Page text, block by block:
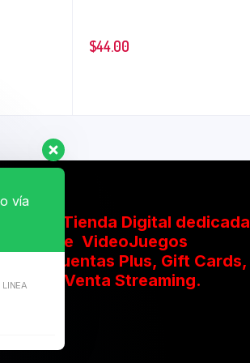
$44.00
una Tienda Digital dedicada
Venta de VideoJuegos
Cuentas Plus, Gift Cards,
y Venta Streaming.
vía